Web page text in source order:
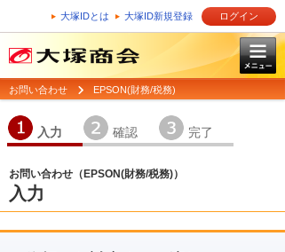
大塚IDとは 大塚ID新規登録 ログイン
お問い合わせ EPSON(財務/税務)
入力
確認
完了
お問い合わせ（EPSON(財務/税務)）
入力